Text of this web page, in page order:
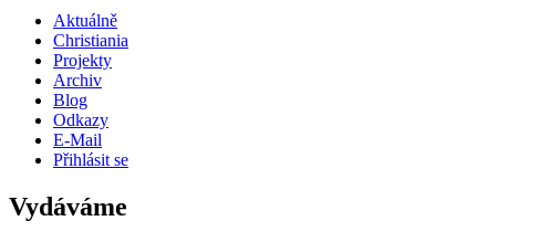
Aktuálně
Christiania
Projekty
Archiv
Blog
Odkazy
E-Mail
Přihlásit se
Vydáváme